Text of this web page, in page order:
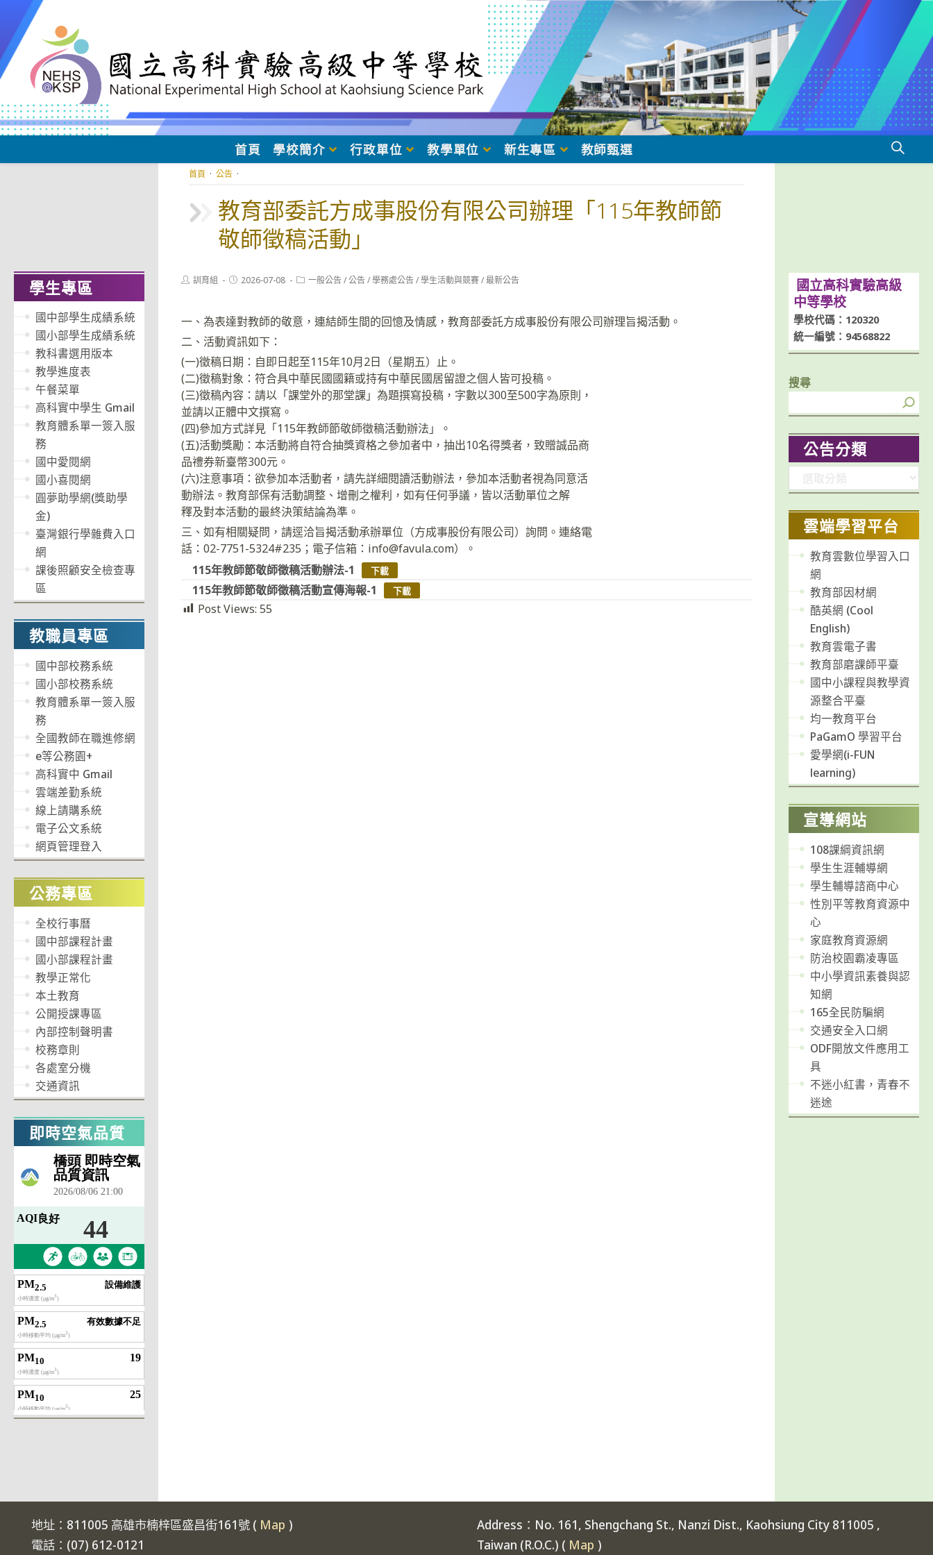
至
主
要
容
首頁 學校簡介 行政單位 教學單位 新生專區 教師甄選
教育部委託方成事股份有限公司辦理「115年教師節
敬師徵稿活動」
首頁 · 公告 ·
Post訓育組
Post2026-07-08
Post一般公告 / 公告 / 學務處公告 / 學生活動與競賽 / 最新公告
一、為表達對教師的敬意，連結師生間的回憶及情感，教育部委託方成事股份有限公司辦理旨揭活動。
二、活動資訊如下：
(一)徵稿日期：自即日起至115年10月2日（星期五）止。
(二)徵稿對象：符合具中華民國國籍或持有中華民國居留證之個人皆可投稿。
(三)徵稿內容：請以「課堂外的那堂課」為題撰寫投稿，字數以300至500字為原則，
並請以正體中文撰寫。
(四)參加方式詳見「115年教師節敬師徵稿活動辦法」。
(五)活動獎勵：本活動將自符合抽獎資格之參加者中，抽出10名得獎者，致贈誠品商
品禮券新臺幣300元。
(六)注意事項：欲參加本活動者，請先詳細閱讀活動辦法，參加本活動者視為同意活
動辦法。教育部保有活動調整、增刪之權利，如有任何爭議，皆以活動單位之解
釋及對本活動的最終決策結論為準。
三、如有相關疑問，請逕洽旨揭活動承辦單位（方成事股份有限公司）詢問。連絡電
話：02-7751-5324#235；電子信箱：info@favula.com）。
115年教師節敬師徵稿活動辦法-1
下載
115年教師節敬師徵稿活動宣傳海報-1 下載
Post Views: 55
學生專區
國中部學生成績系統
國小部學生成績系統
教科書選用版本
教學進度表
午餐菜單
高科實中學生 Gmail
教育體系單一簽入服
務
國中愛閱網
國小喜閱網
圓夢助學網(獎助學
金)
臺灣銀行學雜費入口
網
課後照顧安全檢查專
區
教職員專區
國中部校務系統
國小部校務系統
教育體系單一簽入服
務
全國教師在職進修網
e等公務園+
高科實中 Gmail
雲端差勤系統
線上請購系統
電子公文系統
網頁管理登入
公務專區
全校行事曆
國中部課程計畫
國小部課程計畫
教學正常化
本土教育
公開授課專區
內部控制聲明書
校務章則
各處室分機
交通資訊
即時空氣品質
國立高科實驗高級
中等學校
學校代碼：120320
統一編號：94568822
搜尋
公告分類
類
雲端學習平台
教育雲數位學習入口
網
教育部因材網
酷英網 (Cool
English)
教育雲電子書
教育部磨課師平臺
國中小課程與教學資
源整合平臺
均一教育平台
PaGamO 學習平台
愛學網(i-FUN
learning)
宣導網站
108課綱資訊網
學生生涯輔導網
學生輔導諮商中心
性別平等教育資源中
心
家庭教育資源網
防治校園霸凌專區
中小學資訊素養與認
知網
165全民防騙網
交通安全入口網
ODF開放文件應用工
具
不迷小紅書，青春不
迷途
地址：811005 高雄市楠梓區盛昌街161號 ( Map )
電話：(07) 612-0121
Address：No. 161, Shengchang St., Nanzi Dist., Kaohsiung City 811005 ,
Taiwan (R.O.C.) ( Map )